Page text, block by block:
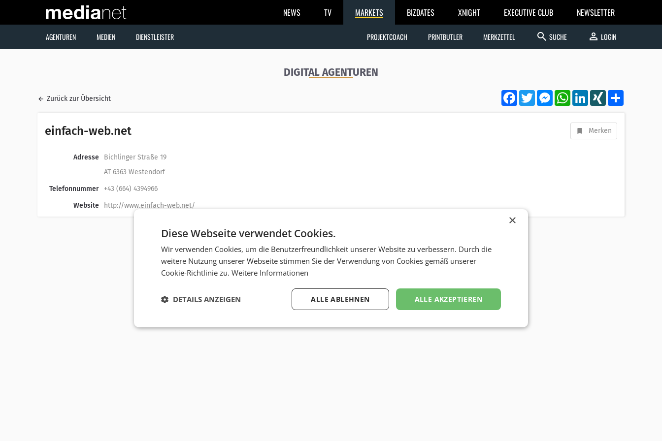
NEWS TV MARKETS BIZDATES XNIGHT EXECUTIVE CLUB NEWSLETTER
AGENTUREN MEDIEN DIENSTLEISTER PROJEKTCOACH PRINTBUTLER MERKZETTEL search SUCHE person LOGIN
DIGITAL AGENTUREN
Zurück zur Übersicht
FacebookTwitterMessengerWhatsApp
LinkedInXING
einfach-web.net Merken
Adresse
Bichlinger Straße 19
AT 6363 Westendorf
Telefonnummer
+43 (664) 4394966
Website
http://www.einfach-web.net/
×
Diese Webseite verwendet Cookies.
Wir verwenden Cookies, um die Benutzerfreundlichkeit unserer Website zu verbessern. Durch die
weitere Nutzung unserer Webseite stimmen Sie der Verwendung von Cookies gemäß unserer
Cookie-Richtlinie zu. Weitere Informationen
ALLE AKZEPTIEREN
ALLE ABLEHNEN
DETAILS ANZEIGEN